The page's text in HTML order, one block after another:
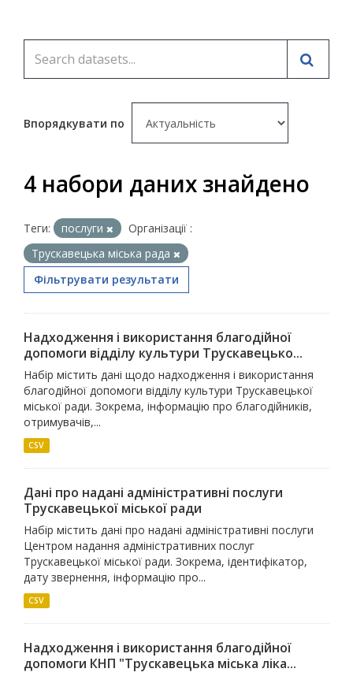
Впорядкувати по
4 набори даних знайдено
Теги: послуги
Організації :
Трускавецька міська рада
Фільтрувати результати
Надходження і використання благодійної
допомоги відділу культури Трускавецько...
Набір містить дані щодо надходження і використання
благодійної допомоги відділу культури Трускавецької
міської ради. Зокрема, інформацію про благодійників,
отримувачів,...
CSV
Дані про надані адміністративні послуги
Трускавецької міської ради
Набір містить дані про надані адміністративні послуги
Центром надання адміністративних послуг
Трускавецької міської ради. Зокрема, ідентифікатор,
дату звернення, інформацію про...
CSV
Надходження і використання благодійної
допомоги КНП "Трускавецька міська ліка...